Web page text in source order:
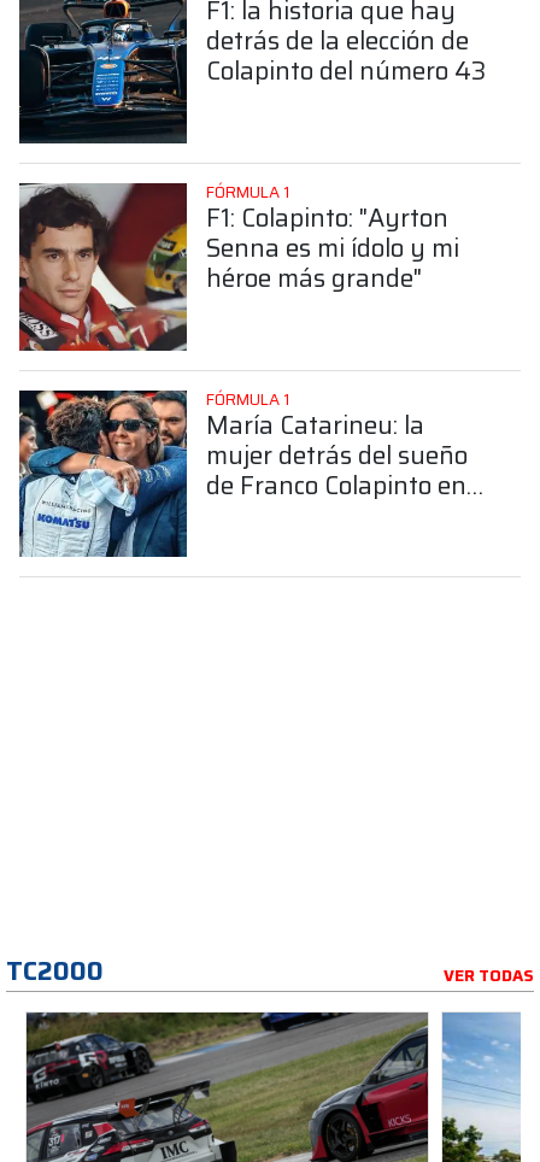
F1: la historia que hay
detrás de la elección de
Colapinto del número 43
FÓRMULA 1
F1: Colapinto: "Ayrton
Senna es mi ídolo y mi
héroe más grande"
FÓRMULA 1
María Catarineu: la
mujer detrás del sueño
de Franco Colapinto en
TC2000 VER TODAS